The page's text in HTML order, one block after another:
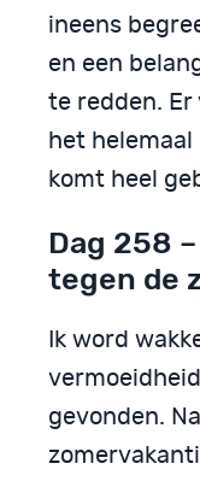
ineens
en een
te redden.
het
komt heel
Dag 258
tegen de
Ik word
gevonden.